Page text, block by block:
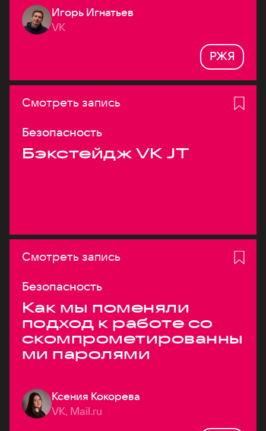
Игорь Игнатьев
VK
РЖЯ
Смотреть запись
Безопасность
Бэкстейдж VK JT
Смотреть запись
Безопасность
Как мы поменяли
подход к работе со
скомпрометированны
ми паролями
Ксения Кокорева
VK, Mail.ru